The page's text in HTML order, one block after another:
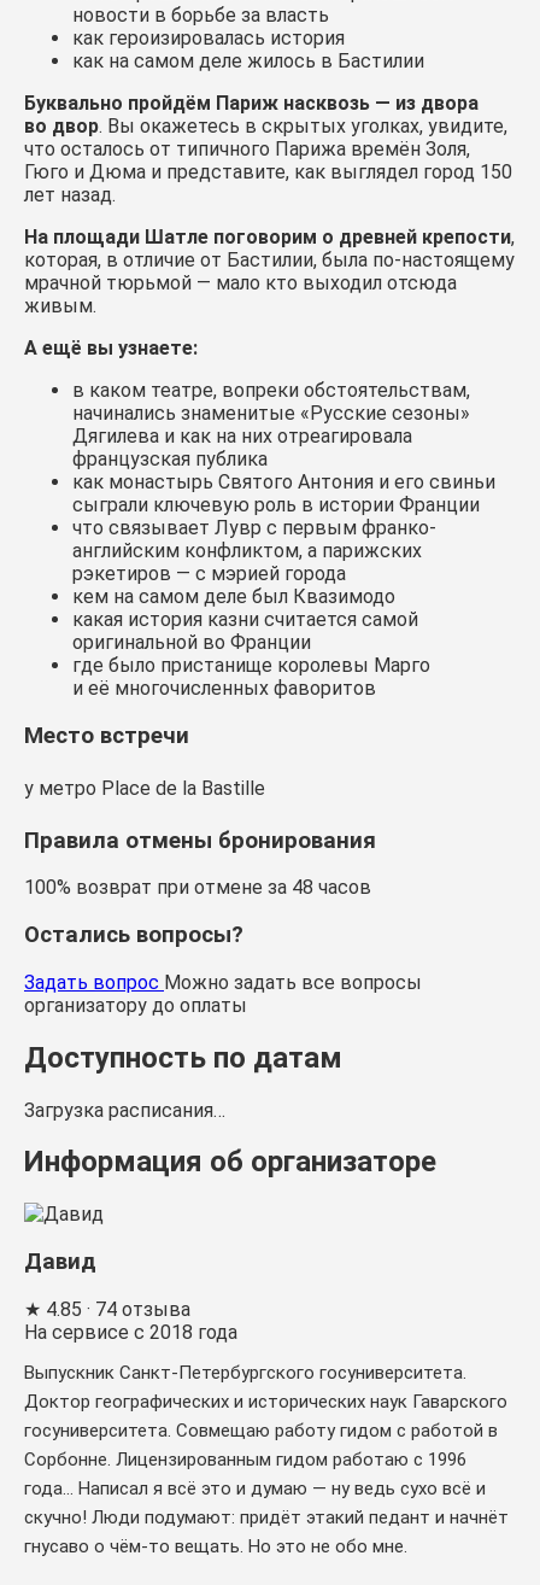
новости в борьбе за власть
как героизировалась история
как на самом деле жилось в Бастилии
Буквально пройдём Париж насквозь — из двора
во двор. Вы окажетесь в скрытых уголках, увидите,
что осталось от типичного Парижа времён Золя,
Гюго и Дюма и представите, как выглядел город 150
лет назад.
На площади Шатле поговорим о древней крепости,
которая, в отличие от Бастилии, была по-настоящему
мрачной тюрьмой — мало кто выходил отсюда
живым.
А ещё вы узнаете:
в каком театре, вопреки обстоятельствам,
начинались знаменитые «Русские сезоны»
Дягилева и как на них отреагировала
французская публика
как монастырь Святого Антония и его свиньи
сыграли ключевую роль в истории Франции
что связывает Лувр с первым франко-
английским конфликтом, а парижских
рэкетиров — с мэрией города
кем на самом деле был Квазимодо
какая история казни считается самой
оригинальной во Франции
где было пристанище королевы Марго
и её многочисленных фаворитов
Место встречи
у метро Place de la Bastille
Правила отмены бронирования
100% возврат при отмене за 48 часов
Остались вопросы?
Задать вопрос Можно задать все вопросы
организатору до оплаты
Доступность по датам
Загрузка расписания…
Информация об организаторе
Давид
★ 4.85 · 74 отзыва
На сервисе с 2018 года
Выпускник Санкт-Петербургского госуниверситета.
Доктор географических и исторических наук Гаварского
госуниверситета. Совмещаю работу гидом с работой в
Сорбонне. Лицензированным гидом работаю с 1996
года... Написал я всё это и думаю — ну ведь сухо всё и
скучно! Люди подумают: придёт этакий педант и начнёт
гнусаво о чём-то вещать. Но это не обо мне.